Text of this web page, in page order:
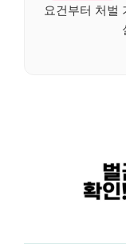
요건부터 처벌